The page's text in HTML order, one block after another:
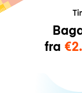
fra